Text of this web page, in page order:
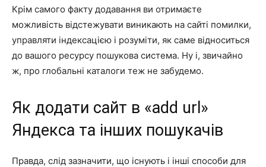
Крім самого факту додавання ви отримаєте
можливість відстежувати виникають на сайті помилки,
управляти індексацією і розуміти, як саме відноситься
до вашого ресурсу пошукова система. Ну і, звичайно
ж, про глобальні каталоги теж не забудемо.
Як додати сайт в «add url»
Яндекса та інших пошукачів
Правда, слід зазначити, що існують і інші способи для